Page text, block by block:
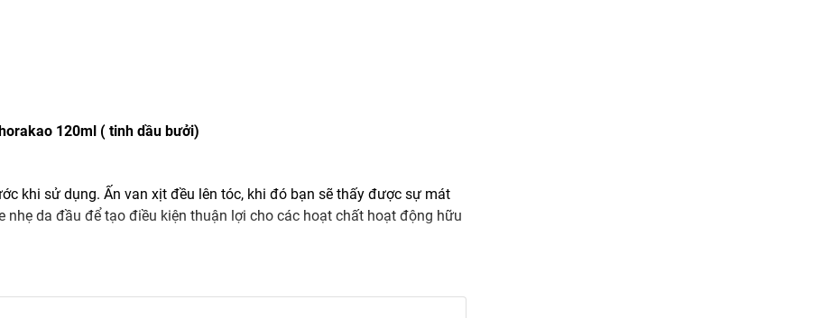
120ml ( tinh dầu bưởi)
khi sử dụng. Ấn van xịt đều lên tóc, khi đó bạn sẽ thấy được sự mát
da đầu để tạo điều kiện thuận lợi cho các hoạt chất hoạt động hữu